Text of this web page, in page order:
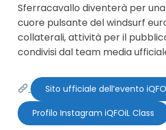
Sferracavallo diventerà per
cuore pulsante del windsurf
collaterali, attività per il
condivisi dal team media
Sito ufficiale dell’evento
Profilo Instagram iQFOiL Class